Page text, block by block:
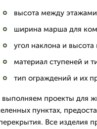
высота между
ширина марша для
угол наклона и
материал ступеней и
тип ограждений и их
проекты для
пунктах,
Все изделия